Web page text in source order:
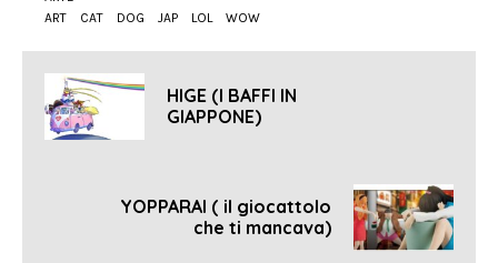
ART
CAT DOG JAP LOL WOW
HIGE (I BAFFI IN
GIAPPONE)
YOPPARAI ( il giocattolo
che ti mancava)